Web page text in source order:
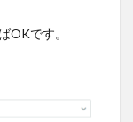
OKです。